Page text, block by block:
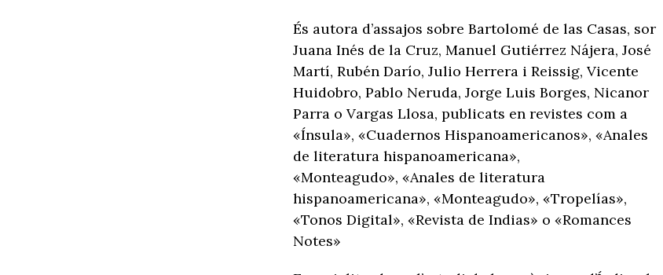
És autora d’assajos sobre Bartolomé de las Casas, sor
Juana Inés de la Cruz, Manuel Gutiérrez Nájera, José
Martí, Rubén Darío, Julio Herrera i Reissig, Vicente
Huidobro, Pablo Neruda, Jorge Luis Borges, Nicanor
Parra o Vargas Llosa, publicats en revistes com a
«Ínsula», «Cuadernos Hispanoamericanos», «Anales
de literatura hispanoamericana»,
«Monteagudo», «Anales de literatura
hispanoamericana», «Monteagudo», «Tropelías»,
«Tonos Digital», «Revista de Indias» o «Romances
Notes»